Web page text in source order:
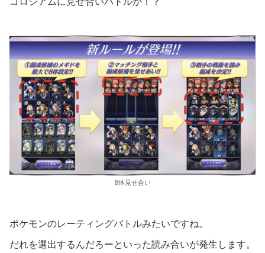
8体見せ合い
ポケモンのレーティングバトルみたいですね。
だれを選出するんだろーといった読み合いが発生します。